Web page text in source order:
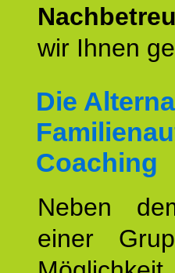
wir Ihnen
Die
Coaching
Neben
einer